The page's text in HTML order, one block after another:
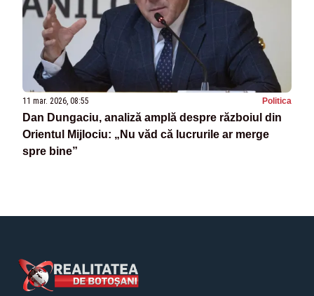
11 mar. 2026, 08:55 Politica
Dan Dungaciu, analiză amplă despre războiul din
Orientul Mijlociu: „Nu văd că lucrurile ar merge
spre bine”